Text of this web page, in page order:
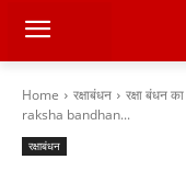
Home रक्षाबंधन
रक्षा बंधन
raksha bandhan...
रक्षाबंधन